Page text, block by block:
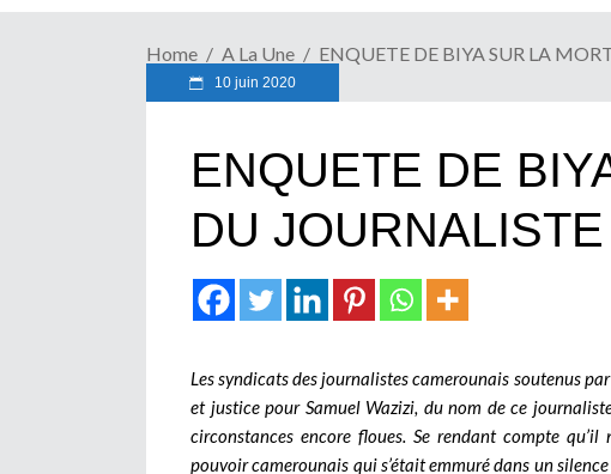
Home A La Une ENQUETE DE BIYA SUR LA
10 juin 2020
ENQUETE DE
DU
Les syndicats des journalistes camerounais soutenus
et justice pour Samuel Wazizi, du nom de ce
circonstances encore floues. Se rendant compte
pouvoir camerounais qui s’était emmuré dans un